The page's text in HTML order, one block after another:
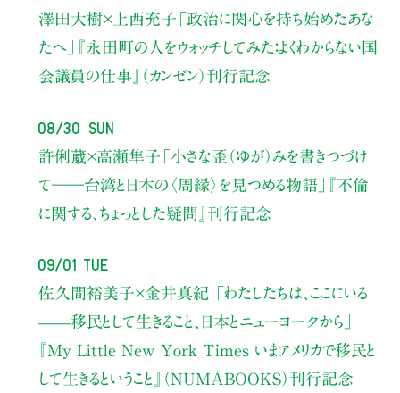
澤田大樹×上西充子 「政治に関心を持ち始めたあな
たへ」
『永田町の人をウォッチしてみた：よくわからない国
会議員の仕事』（カンゼン）刊行記念
08/30 Sun
許俐葳×高瀬隼子 「小さな歪（ゆが）みを書きつづけ
て――台湾と日本の〈周縁〉を見つめる物語」
『不倫
に関する、ちょっとした疑問』刊行記念
09/01 Tue
佐久間裕美子×金井真紀 「わたしたちは、ここにいる
——移民として生きること、日本とニューヨークから」
『My Little New York Times いまアメリカで移民と
して生きるということ』（NUMABOOKS）刊行記念